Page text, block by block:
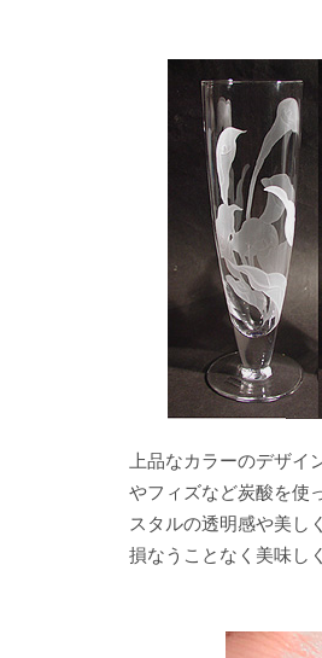
上品なカラーのデザイ
やフィズなど炭酸を使
スタルの透明感や美し
損なうことなく美味し